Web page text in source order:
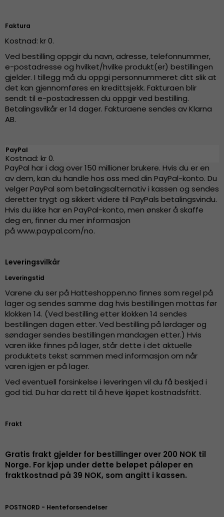
Faktura
Kostnad: kr 0.
Ved bestilling oppgir du navn, adresse, telefonnummer,
e-postadresse og hvilket/hvilke produkt(er) bestillingen
gjelder. I tillegg må du oppgi personnummeret ditt slik at
det kan gjennomføres en kredittsjekk. Fakturaen blir
sendt til e-postadressen du oppgir ved bestilling.
Betalingsvilkår er 14 dager. Fakturaene sendes av Klarna
AB.
PayPal
Kostnad: kr 0.
PayPal har i dag over 150 millioner brukere. Hvis du er en
av dem, kan du handle hos oss med din PayPal-konto. Du
velger PayPal som betalingsalternativ i kassen og sendes
deretter trygt og sikkert videre til PayPals betalingsvindu.
Hvis du ikke har en PayPal-konto, men ønsker å skaffe
deg en, finner du mer informasjon
på www.paypal.com/no.
Leveringsvilkår
Leveringstid
Varene du ser på Hatteshoppen.no finnes som regel på
lager og sendes samme dag hvis bestillingen mottas før
klokken 14. (Ved bestilling etter klokken 14 sendes
bestillingen dagen etter. Ved bestilling på lørdager og
søndager sendes bestillingen mandagen etter.) Hvis
varen ikke finnes på lager, står dette i det aktuelle
produktets tekst sammen med informasjon om når
varen igjen er på lager.
Ved eventuell forsinkelse i leveringen vil du få beskjed i
god tid. Du har da rett til å heve kjøpet kostnadsfritt.
Frakt
Gratis frakt gjelder for bestillinger over 200 NOK til
Norge. For kjøp under dette beløpet påløper en
fraktkostnad på 39 NOK, som angitt i kassen.
POSTNORD - Henteforsendelser